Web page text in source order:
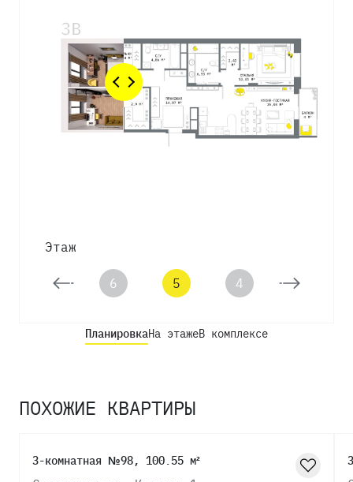
Этаж
7 6 5 4 3
ПланировкаНа этажеВ комплексе
ПОХОЖИЕ КВАРТИРЫ
3-комнатная №98, 100.55 м²